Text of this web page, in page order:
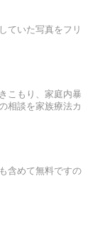
ていた写真をフリ
こもり、家庭内暴
相談を家族療法カ
含めて無料ですの